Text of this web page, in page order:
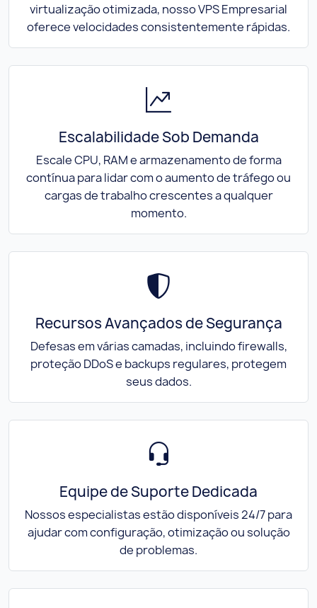
virtualização otimizada, nosso VPS Empresarial
oferece velocidades consistentemente rápidas.
Escalabilidade Sob Demanda
Escale CPU, RAM e armazenamento de forma
contínua para lidar com o aumento de tráfego ou
cargas de trabalho crescentes a qualquer
momento.
Recursos Avançados de Segurança
Defesas em várias camadas, incluindo firewalls,
proteção DDoS e backups regulares, protegem
seus dados.
Equipe de Suporte Dedicada
Nossos especialistas estão disponíveis 24/7 para
ajudar com configuração, otimização ou solução
de problemas.